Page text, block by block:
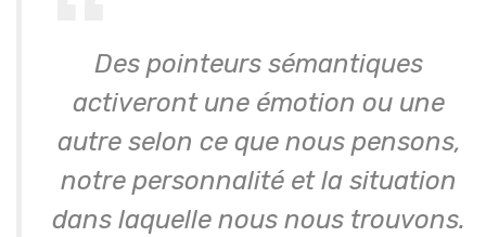
Des pointeurs sémantiques
activeront une émotion ou une
autre selon ce que nous pensons,
notre personnalité et la situation
dans laquelle nous nous trouvons.